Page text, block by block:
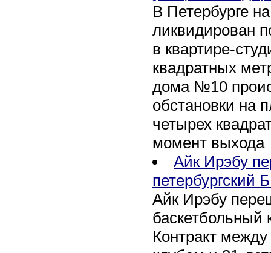
В Петербурге
ликвидирован
в квартире-
квадратных
дома №10
обстановки на
четырех
момент выхода
Айк Ирэбу
петербургский
Айк Ирэбу
баскетбольный
Контракт между